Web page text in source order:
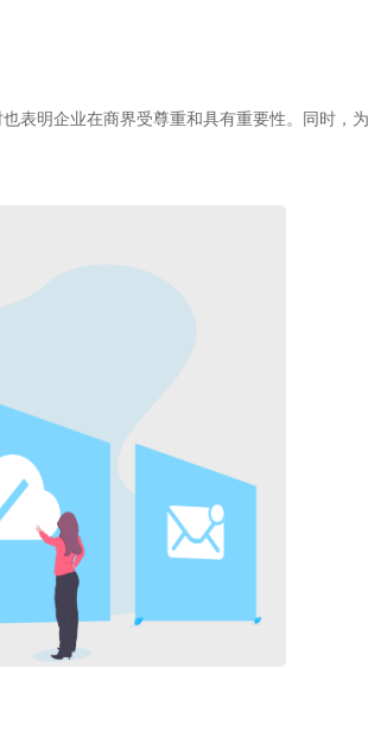
表明企业在商界受尊重和具有重要性。同时，